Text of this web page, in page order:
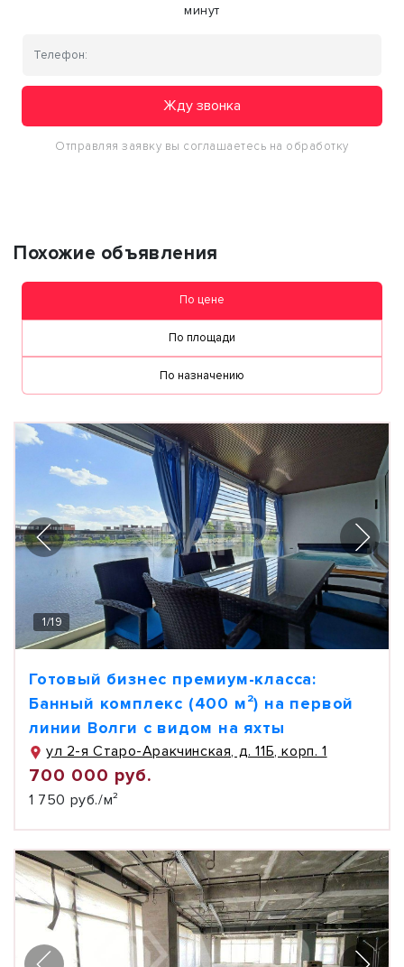
минут
Жду звонка
Отправляя заявку вы соглашаетесь на обработку
Похожие объявления
По цене
По площади
По назначению
1/19
Готовый бизнес премиум-класса:
Банный комплекс (400 м²) на первой
линии Волги с видом на яхты
ул 2-я Старо-Аракчинская, д. 11Б, корп. 1
700 000 руб.
1 750 руб./м²